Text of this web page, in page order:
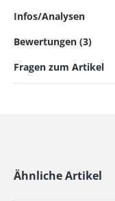
Infos/Analysen
Bewertungen (3)
Fragen zum Artikel
Ähnliche Artikel